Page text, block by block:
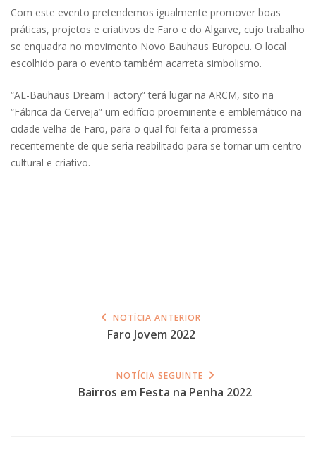
Com este evento pretendemos igualmente promover boas
práticas, projetos e criativos de Faro e do Algarve, cujo trabalho
se enquadra no movimento Novo Bauhaus Europeu. O local
escolhido para o evento também acarreta simbolismo.
“AL-Bauhaus Dream Factory” terá lugar na ARCM, sito na
“Fábrica da Cerveja” um edifício proeminente e emblemático na
cidade velha de Faro, para o qual foi feita a promessa
recentemente de que seria reabilitado para se tornar um centro
cultural e criativo.
NOTÍCIA ANTERIOR
Faro Jovem 2022
NOTÍCIA SEGUINTE
Bairros em Festa na Penha 2022